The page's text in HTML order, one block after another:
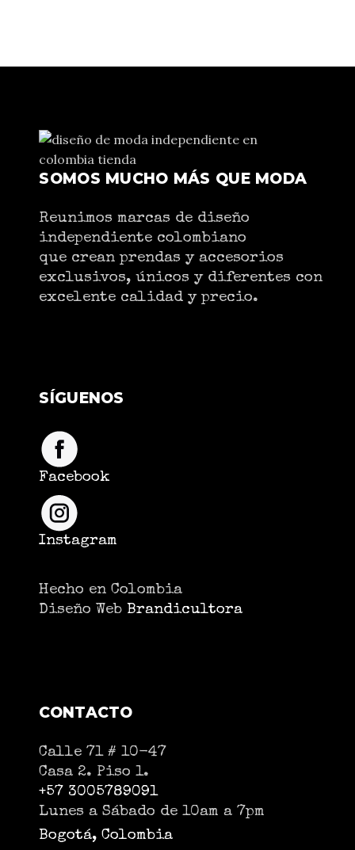
SOMOS MUCHO MÁS QUE MODA
Reunimos marcas de diseño
independiente colombiano
que crean prendas y accesorios
exclusivos, únicos y diferentes con
excelente calidad y precio.
SÍGUENOS
Facebook
Instagram
Hecho en Colombia
Diseño Web Brandicultora
CONTACTO
Calle 71 # 10-47
Casa 2. Piso 1.
+57 3005789091
Lunes a Sábado de 10am a 7pm
Bogotá, Colombia